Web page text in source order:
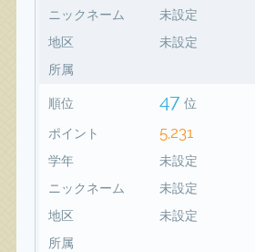
ニックネーム
未設定
地区
未設定
所属
順位 47 位
ポイント 5,231
学年
未設定
ニックネーム
未設定
地区
未設定
所属